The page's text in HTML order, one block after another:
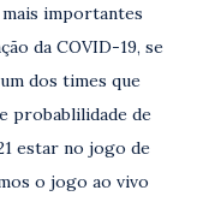
importantes
da COVID-19, se
dos times que
probablilidade de
estar no jogo de
o jogo ao vivo